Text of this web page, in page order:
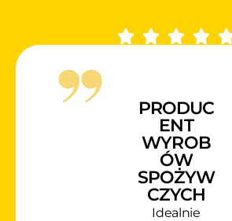
PRODUC
ENT
WYROB
ÓW
SPOŻYW
CZYCH
Idealnie